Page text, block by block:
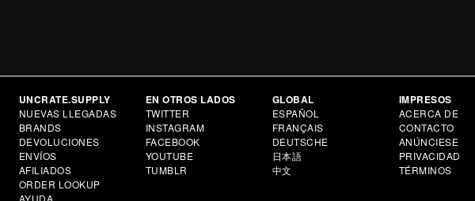
UNCRATE.SUPPLY
NUEVAS LLEGADAS
BRANDS
DEVOLUCIONES
ENVÍOS
AFILIADOS
ORDER LOOKUP
AYUDA
EN OTROS LADOS
TWITTER
INSTAGRAM
FACEBOOK
YOUTUBE
TUMBLR
GLOBAL
ESPAÑOL
FRANÇAIS
DEUTSCHE
日本語
中文
IMPRESOS
ACERCA DE
CONTACTO
ANÚNCIESE
PRIVACIDAD
TÉRMINOS